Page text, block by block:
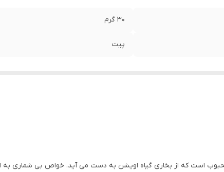
30 گرم
پیت
است که از بخاری گیاه اویشن به دست می آید. خواص بی شماری به